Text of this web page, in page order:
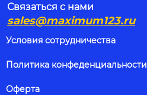
Связаться с нами
sales@maximum123.ru
Условия сотрудничества
Политика конфеденциальности
Оферта